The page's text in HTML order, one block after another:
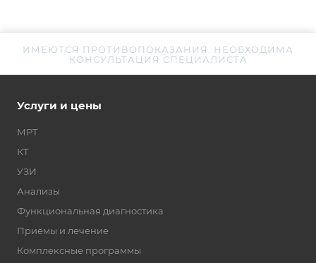
ИМЕЮТСЯ ПРОТИВОПОКАЗАНИЯ. НЕОБХОДИМА
КОНСУЛЬТАЦИЯ СПЕЦИАЛИСТА
Услуги и цены
МРТ
КТ
УЗИ
Анализы
Функциональная диагностика
Приёмы и лечение
Комплексные программы